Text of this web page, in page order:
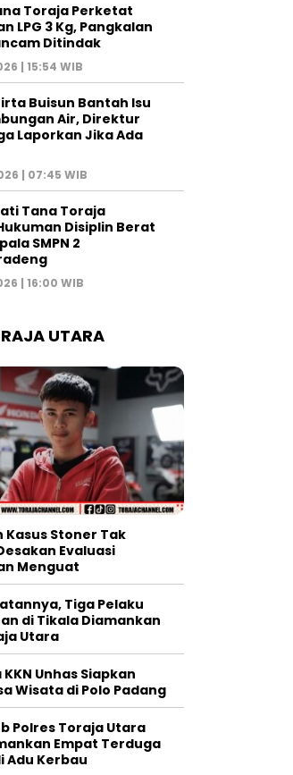
Toraja Perketat
LPG 3 Kg, Pangkalan
Ditindak
| 15:54 WIB
Buisun Bantah Isu
Air, Direktur
Laporkan Jika Ada
| 07:45 WIB
Tana Toraja
Disiplin Berat
SMPN 2
| 16:00 WIB
UTARA
Kasus Stoner Tak
Evaluasi
Menguat
Tiga Pelaku
di Tikala Diamankan
Utara
Unhas Siapkan
Wisata di Polo Padang
Polres Toraja Utara
Empat Terduga
Adu Kerbau